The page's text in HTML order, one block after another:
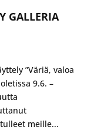
GALLERIA
”Väriä, valoa
9.6. –
meille...